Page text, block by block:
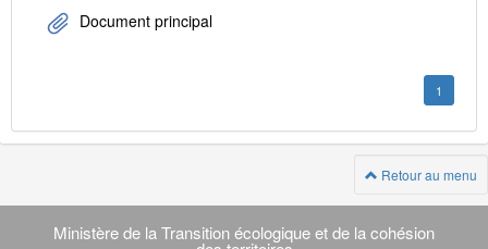
Document principal
1
Retour au menu
Navigation
transverse
Ministère de la Transition écologique et de la cohésion